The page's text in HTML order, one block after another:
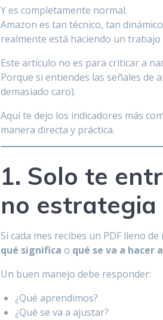
Y es completamente normal.
Amazon es tan técnico, tan
realmente está haciendo un
Este artículo no es para criticar a
Porque si entiendes las señales de
demasiado caro).
Aquí te dejo los indicadores más
manera directa y práctica.
1. Solo te
no estrategia
Si cada mes recibes un PDF lleno
qué significa o qué se va a hacer
Un buen manejo debe responder:
¿Qué aprendimos?
¿Qué se va a ajustar?